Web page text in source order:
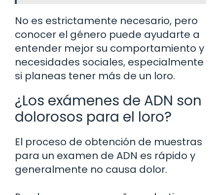
No es estrictamente necesario, pero
conocer el género puede ayudarte a
entender mejor su comportamiento y
necesidades sociales, especialmente
si planeas tener más de un loro.
¿Los exámenes de ADN son
dolorosos para el loro?
El proceso de obtención de muestras
para un examen de ADN es rápido y
generalmente no causa dolor.